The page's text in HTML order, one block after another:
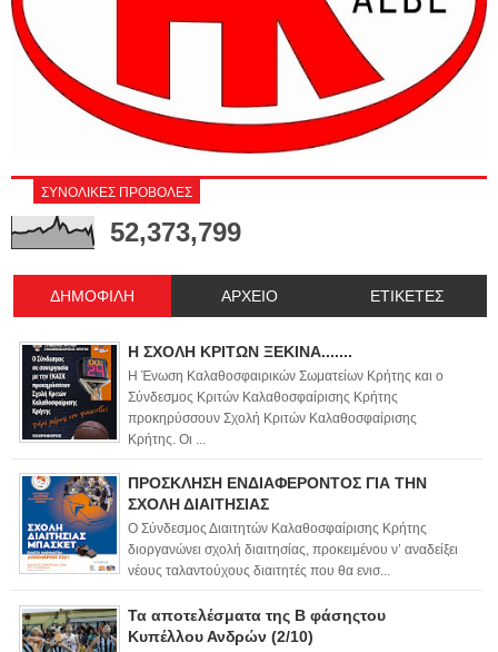
ΣΥΝΟΛΙΚΕΣ ΠΡΟΒΟΛΕΣ
52,373,799
ΔΗΜΟΦΙΛΗ ΑΡΧΕΙΟ ΕΤΙΚΕΤΕΣ
Η ΣΧΟΛΗ ΚΡΙΤΩΝ ΞΕΚΙΝΑ.......
Η Ένωση Καλαθοσφαιρικών Σωματείων Κρήτης και ο
Σύνδεσμος Κριτών Καλαθοσφαίρισης Κρήτης
προκηρύσσουν Σχολή Κριτών Καλαθοσφαίρισης
Κρήτης. Οι ...
ΠΡΟΣΚΛΗΣΗ ΕΝΔΙΑΦΕΡΟΝΤΟΣ ΓΙΑ ΤΗΝ
ΣΧΟΛΗ ΔΙΑΙΤΗΣΙΑΣ
Ο Σύνδεσμος Διαιτητών Καλαθοσφαίρισης Κρήτης
διοργανώνει σχολή διαιτησίας, προκειμένου ν’ αναδείξει
νέους ταλαντούχους διαιτητές που θα ενισ...
Τα αποτελέσματα της Β φάσηςτου
Κυπέλλου Ανδρών (2/10)